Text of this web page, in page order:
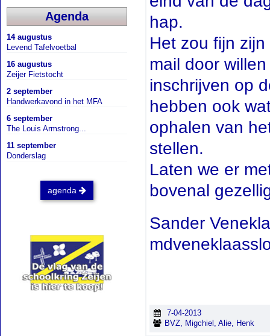
Agenda
14 augustus
Levend Tafelvoetbal
16 augustus
Zeijer Fietstocht
2 september
Handwerkavond in het MFA
6 september
The Louis Armstrong...
11 september
Donderslag
agenda
hap.
Het zou fijn
mail door
inschrijven op
hebben ook
ophalen van
stellen.
Laten we er
bovenal
Sander
7-04-2013
BVZ, Migchiel, Alie, Henk